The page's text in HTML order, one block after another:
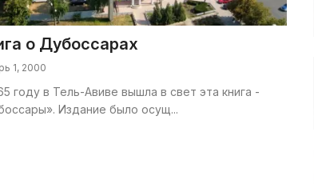
о Дубоссарах
1, 2000
году в Тель-Авиве вышла в свет эта книга -
Издание было осущ...